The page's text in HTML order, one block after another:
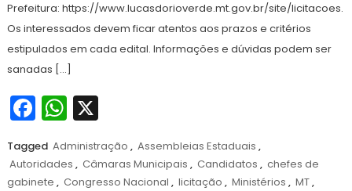
Prefeitura: https://www.lucasdorioverde.mt.gov.br/site/licitacoes.
Os interessados devem ficar atentos aos prazos e critérios
estipulados em cada edital. Informações e dúvidas podem ser
sanadas […]
Facebook
WhatsApp
X
Tagged Administração , Assembleias Estaduais ,
Autoridades , Câmaras Municipais , Candidatos , chefes de
gabinete , Congresso Nacional , licitação , Ministérios , MT,